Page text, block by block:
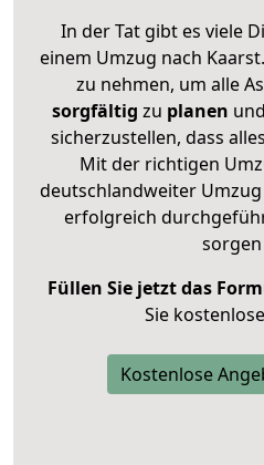
In der Tat gibt es viele
einem Umzug nach
zu nehmen, um alle
sorgfältig zu planen
sicherzustellen, dass
Mit der richtigen
deutschlandweiter
erfolgreich
sorgen
Füllen Sie jetzt das
Sie
Kostenlose